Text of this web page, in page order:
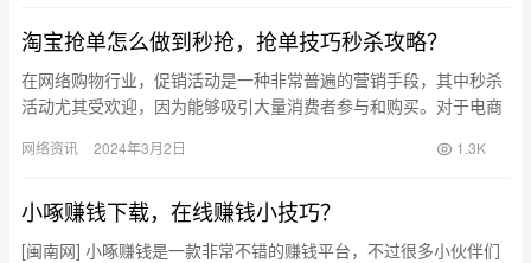
淘宝抢单怎么做到秒抢，抢单技巧秒杀攻略？
在网络购物行业，促销活动是一种非常普遍的营销手段，其中秒杀
活动尤其受欢迎，因为能够吸引大量消费者参与和购买。对于电商
牌知名…
网络资讯 2024年3月2日 1.3K
小啄赚钱下载，在线赚钱小技巧？
[闽南网] 小啄赚钱是一款非常不错的赚钱平台，不过很多小伙伴们